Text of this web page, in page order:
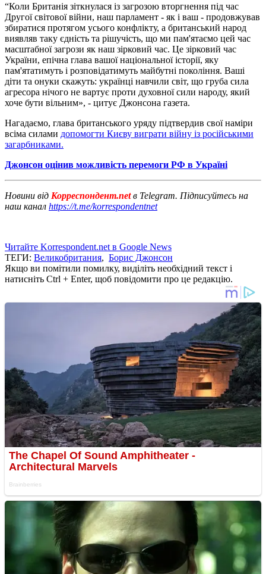
“Коли Британія зіткнулася із загрозою вторгнення під час
Другої світової війни, наш парламент - як і ваш - продовжував
збиратися протягом усього конфлікту, а британський народ
виявляв таку єдність та рішучість, що ми пам'ятаємо цей час
масштабної загрози як наш зірковий час. Це зірковий час
України, епічна глава вашої національної історії, яку
пам'ятатимуть і розповідатимуть майбутні покоління. Ваші
діти та онуки скажуть: українці навчили світ, що груба сила
агресора нічого не вартує проти духовної сили народу, який
хоче бути вільним», - цитує Джонсона газета.
Нагадаємо, глава британського уряду підтвердив свої наміри
всіма силами допомогти Києву виграти війну із російськими
загарбниками.
Джонсон оцінив можливість перемоги РФ в Україні
Новини від Корреспондент.netв Telegram. Підписуйтесь на
наш канал https://t.me/korrespondentnet
Читайте Korrespondent.net в Google News
ТЕГИ: Великобритания, Борис Джонсон
Якщо ви помітили помилку, виділіть необхідний текст і
натисніть Ctrl + Enter, щоб повідомити про це редакцію.